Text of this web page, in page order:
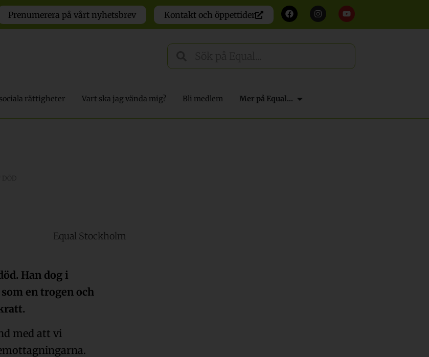
Prenumerera på vårt nyhetsbrev Kontakt och öppettider
rättigheter Vart ska jag vända mig? Bli medlem Mer på Equal...
Han dog i
en trogen och
med att vi